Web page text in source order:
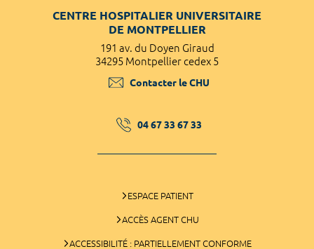
CENTRE HOSPITALIER UNIVERSITAIRE
DE MONTPELLIER
191 av. du Doyen Giraud
34295 Montpellier cedex 5
Contacter le CHU
04 67 33 67 33
ESPACE PATIENT
ACCÈS AGENT CHU
ACCESSIBILITÉ : PARTIELLEMENT CONFORME